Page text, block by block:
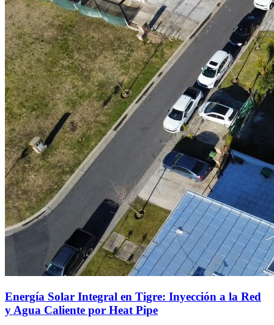
Energía Solar Integral en Tigre: Inyección a la Red
y Agua Caliente por Heat Pipe